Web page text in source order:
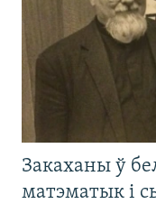
Закаханы ў
матэматык і